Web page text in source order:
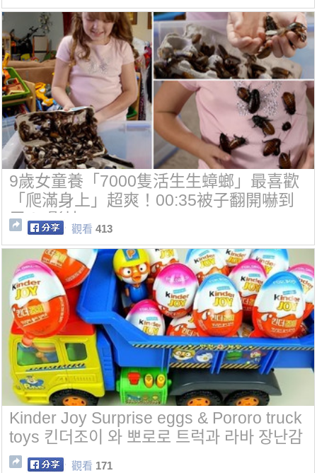
9歲女童養「7000隻活生生蟑螂」最喜歡
「爬滿身上」超爽！00:35被子翻開嚇到
尿！(影片)
觀看 413
Kinder Joy Surprise eggs & Pororo truck
toys 킨더조이 와 뽀로로 트럭과 라바 장난감
觀看 171